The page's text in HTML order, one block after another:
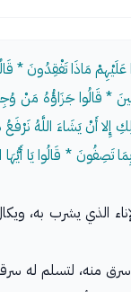
مَاذَا تَفْقِدُونَ *
* قَالُوا جَزَاؤُهُ
إِلا أَنْ يَشَاءَ اللَّهُ
* قَالُوا يَا أَيُّهَا
الذي يشرب به،
منه، لتسلم له